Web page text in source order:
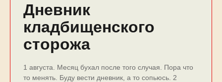
Дневник
кладбищенского
сторожа
1 августа. Месяц бухал после того случая. Пора что
то менять. Буду вести дневник, а то сопьюсь. 2